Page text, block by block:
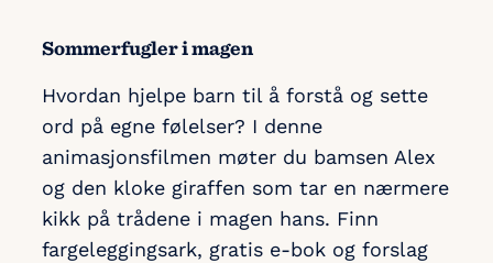
Sommerfugler i magen
Hvordan hjelpe barn til å forstå og sette
ord på egne følelser? I denne
animasjonsfilmen møter du bamsen Alex
og den kloke giraffen som tar en nærmere
kikk på trådene i magen hans. Finn
fargeleggingsark, gratis e-bok og forslag